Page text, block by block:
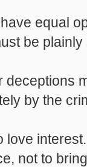
equal
be
deceptions
by the
love
not to